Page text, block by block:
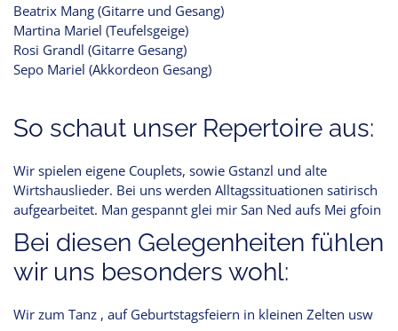
Beatrix Mang (Gitarre und Gesang)
Martina Mariel (Teufelsgeige)
Rosi Grandl (Gitarre Gesang)
Sepo Mariel (Akkordeon Gesang)
So schaut unser Repertoire aus:
Wir spielen eigene Couplets, sowie Gstanzl und alte
Wirtshauslieder. Bei uns werden Alltagssituationen satirisch
aufgearbeitet. Man gespannt glei mir San Ned aufs Mei gfoin
Bei diesen Gelegenheiten fühlen
wir uns besonders wohl:
Wir zum Tanz , auf Geburtstagsfeiern in kleinen Zelten usw